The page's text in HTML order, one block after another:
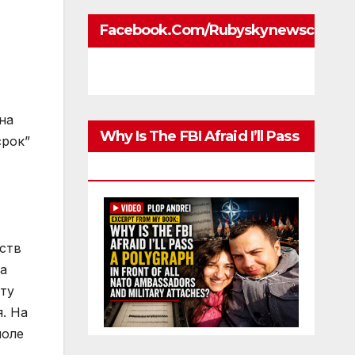
Facebook.com/rubyskynewscom
Why Is The FBI Afraid I’ll Pass